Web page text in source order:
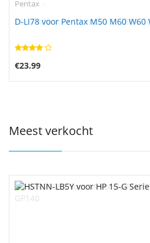
Pentax
D-LI78 voor Pentax M50 M60 W60
€23.99
Meest verkocht